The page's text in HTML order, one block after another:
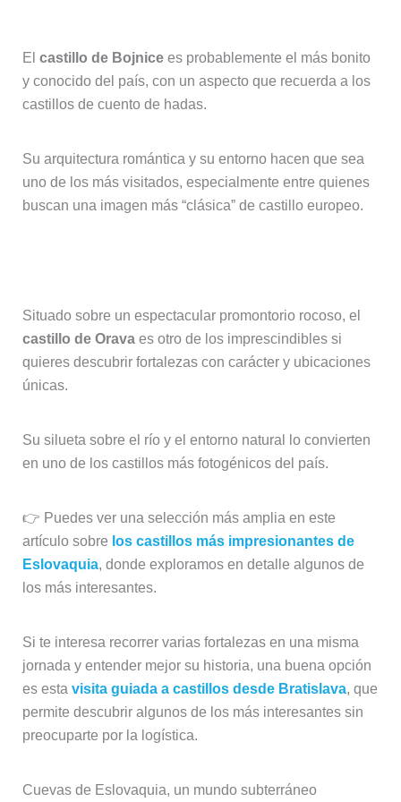
El castillo de Bojnicees probablemente el más bonito
y conocido del país, con un aspecto que recuerda a los
castillos de cuento de hadas.
Su arquitectura romántica y su entorno hacen que sea
uno de los más visitados, especialmente entre quienes
buscan una imagen más “clásica” de castillo europeo.
Situado sobre un espectacular promontorio rocoso, el
castillo de Oravaes otro de los imprescindibles si
quieres descubrir fortalezas con carácter y ubicaciones
únicas.
Su silueta sobre el río y el entorno natural lo convierten
en uno de los castillos más fotogénicos del país.
👉 Puedes ver una selección más amplia en este
artículo sobre los castillos más impresionantes de
Eslovaquia, donde exploramos en detalle algunos de
los más interesantes.
Si te interesa recorrer varias fortalezas en una misma
jornada y entender mejor su historia, una buena opción
es esta visita guiada a castillos desde Bratislava, que
permite descubrir algunos de los más interesantes sin
preocuparte por la logística.
Cuevas de Eslovaquia, un mundo subterráneo